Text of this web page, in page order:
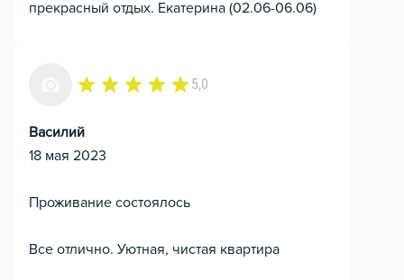
прекрасный отдых. Екатерина (02.06-06.06)
5,0
Василий
18 мая 2023
Проживание состоялось
Все отлично. Уютная, чистая квартира